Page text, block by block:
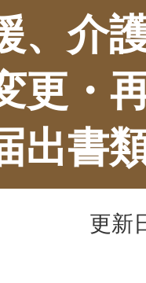
、介
更・
出書
更新